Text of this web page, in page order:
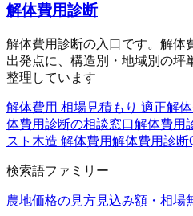
解体費用診断
解体費用診断の入口です。解体
出発点に、構造別・地域別の坪
整理しています
解体費用 相場見積もり 適正解
体費用診断の相談窓口解体費用
スト 木造 解体費用解体費用診断
検索語ファミリー
農地価格の見方見込み額・相場